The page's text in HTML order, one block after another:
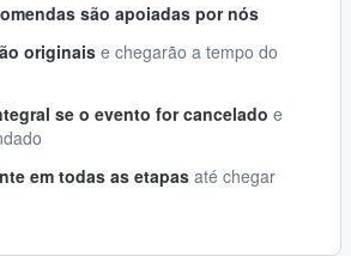
são apoiadas por nós
originaise chegarão a tempo do
se o evento for cancelado e
em todas as etapas até chegar